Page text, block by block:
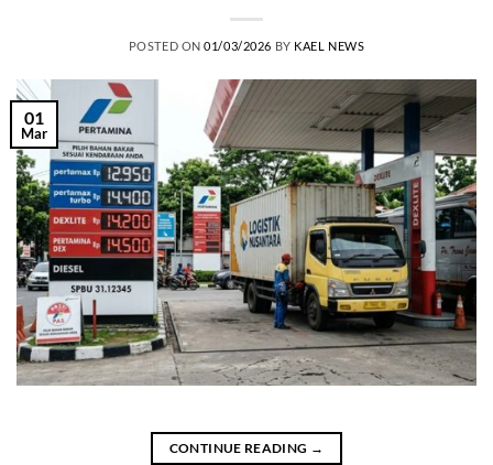
POSTED ON01/03/2026 BY KAEL NEWS
01
Mar
CONTINUE READING →